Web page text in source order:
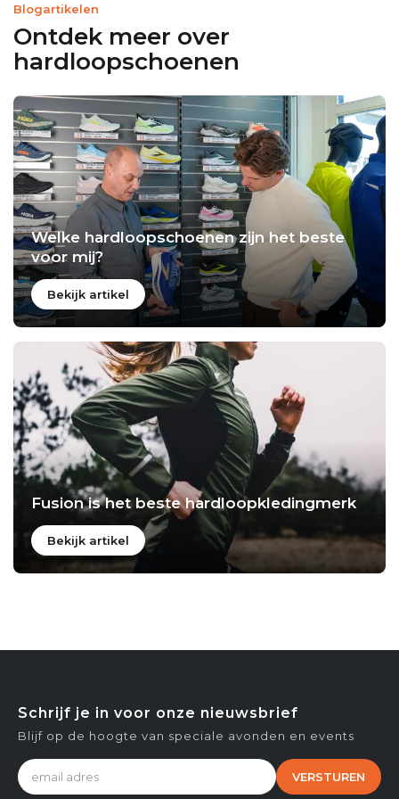
Blogartikelen
Ontdek meer over
hardloopschoenen
Welke hardloopschoenen zijn het beste
voor mij?
Bekijk artikel
Fusion is het beste hardloopkledingmerk
Bekijk artikel
Schrijf je in voor onze nieuwsbrief
Blijf op de hoogte van speciale avonden en events
VERSTUREN